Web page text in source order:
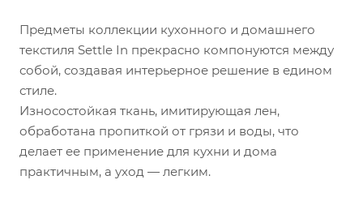
Предметы коллекции кухонного и домашнего
текстиля Settle In прекрасно компонуются между
собой, создавая интерьерное решение в едином
стиле.
Износостойкая ткань, имитирующая лен,
обработана пропиткой от грязи и воды, что
делает ее применение для кухни и дома
практичным, а уход — легким.